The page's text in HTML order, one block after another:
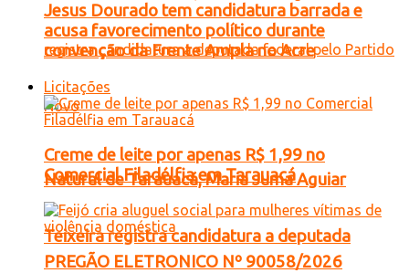
Natural de Tarauacá, Maria Juma Aguiar
Teixeira registra candidatura a deputada
Jesus Dourado tem candidatura barrada e
acusa favorecimento político durante
convenção da Frente Ampla no Acre
Licitações
Creme de leite por apenas R$ 1,99 no
Comercial Filadélfia em Tarauacá
PREGÃO ELETRONICO Nº 90058/2026